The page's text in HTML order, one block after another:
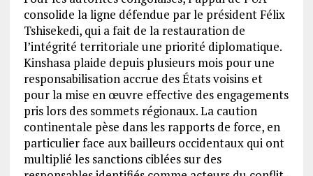
consolide la ligne défendue par le président Félix
Tshisekedi, qui a fait de la restauration de
l’intégrité territoriale une priorité diplomatique.
Kinshasa plaide depuis plusieurs mois pour une
responsabilisation accrue des États voisins et
pour la mise en œuvre effective des engagements
pris lors des sommets régionaux. La caution
continentale pèse dans les rapports de force, en
particulier face aux bailleurs occidentaux qui ont
multiplié les sanctions ciblées sur des